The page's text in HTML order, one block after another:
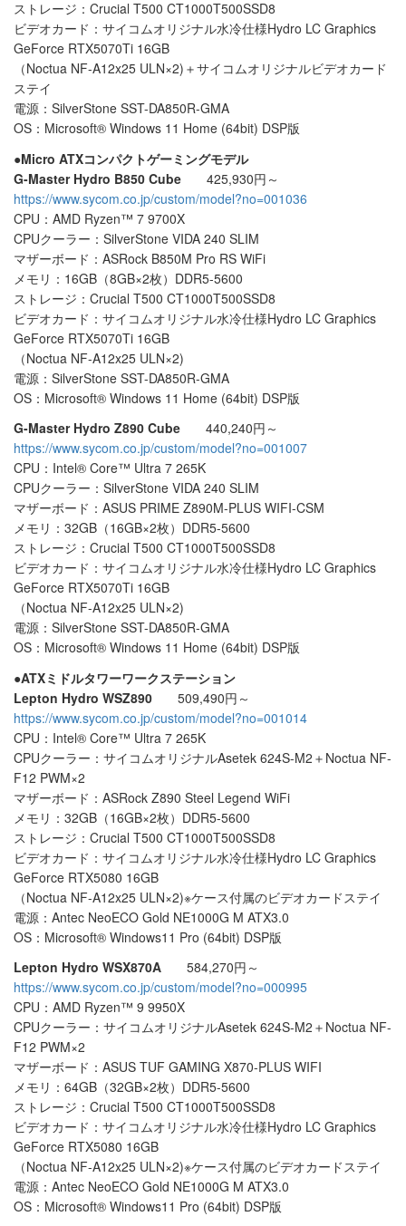
ストレージ：Crucial T500 CT1000T500SSD8
ビデオカード：サイコムオリジナル水冷仕様Hydro LC Graphics
GeForce RTX5070Ti 16GB
（Noctua NF-A12x25 ULN×2)＋サイコムオリジナルビデオカード
ステイ
電源：SilverStone SST-DA850R-GMA
OS：Microsoft® Windows 11 Home (64bit) DSP版
●Micro ATXコンパクトゲーミングモデル
G-Master Hydro B850 Cube 425,930円～
https://www.sycom.co.jp/custom/model?no=001036
CPU：AMD Ryzen™ 7 9700X
CPUクーラー：SilverStone VIDA 240 SLIM
マザーボード：ASRock B850M Pro RS WiFi
メモリ：16GB（8GB×2枚）DDR5-5600
ストレージ：Crucial T500 CT1000T500SSD8
ビデオカード：サイコムオリジナル水冷仕様Hydro LC Graphics
GeForce RTX5070Ti 16GB
（Noctua NF-A12x25 ULN×2)
電源：SilverStone SST-DA850R-GMA
OS：Microsoft® Windows 11 Home (64bit) DSP版
G-Master Hydro Z890 Cube
440,240円～
https://www.sycom.co.jp/custom/model?no=001007
CPU：Intel® Core™ Ultra 7 265K
CPUクーラー：SilverStone VIDA 240 SLIM
マザーボード：ASUS PRIME Z890M-PLUS WIFI-CSM
メモリ：32GB（16GB×2枚）DDR5-5600
ストレージ：Crucial T500 CT1000T500SSD8
ビデオカード：サイコムオリジナル水冷仕様Hydro LC Graphics
GeForce RTX5070Ti 16GB
（Noctua NF-A12x25 ULN×2)
電源：SilverStone SST-DA850R-GMA
OS：Microsoft® Windows 11 Home (64bit) DSP版
●ATXミドルタワーワークステーション
Lepton Hydro WSZ890 509,490円～
https://www.sycom.co.jp/custom/model?no=001014
CPU：Intel® Core™ Ultra 7 265K
CPUクーラー：サイコムオリジナルAsetek 624S-M2＋Noctua NF-
F12 PWM×2
マザーボード：ASRock Z890 Steel Legend WiFi
メモリ：32GB（16GB×2枚）DDR5-5600
ストレージ：Crucial T500 CT1000T500SSD8
ビデオカード：サイコムオリジナル水冷仕様Hydro LC Graphics
GeForce RTX5080 16GB
（Noctua NF-A12x25 ULN×2)※ケース付属のビデオカードステイ
電源：Antec NeoECO Gold NE1000G M ATX3.0
OS：Microsoft® Windows11 Pro (64bit) DSP版
Lepton Hydro WSX870A 584,270円～
https://www.sycom.co.jp/custom/model?no=000995
CPU：AMD Ryzen™ 9 9950X
CPUクーラー：サイコムオリジナルAsetek 624S-M2＋Noctua NF-
F12 PWM×2
マザーボード：ASUS TUF GAMING X870-PLUS WIFI
メモリ：64GB（32GB×2枚）DDR5-5600
ストレージ：Crucial T500 CT1000T500SSD8
ビデオカード：サイコムオリジナル水冷仕様Hydro LC Graphics
GeForce RTX5080 16GB
（Noctua NF-A12x25 ULN×2)※ケース付属のビデオカードステイ
電源：Antec NeoECO Gold NE1000G M ATX3.0
OS：Microsoft® Windows11 Pro (64bit) DSP版